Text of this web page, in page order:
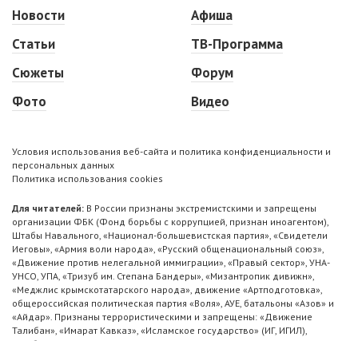
Новости
Статьи
Сюжеты
Фото
Афиша
ТВ-Программа
Форум
Видео
Условия использования веб-сайта и политика конфиденциальности и
персональных данных
Политика использования cookies
Для читателей: В России признаны экстремистскими и запрещены
организации ФБК (Фонд борьбы с коррупцией, признан иноагентом),
Штабы Навального, «Национал-большевистская партия», «Свидетели
Иеговы», «Армия воли народа», «Русский общенациональный союз»,
«Движение против нелегальной иммиграции», «Правый сектор», УНА-
УНСО, УПА, «Тризуб им. Степана Бандеры», «Мизантропик дивижн»,
«Меджлис крымскотатарского народа», движение «Артподготовка»,
общероссийская политическая партия «Воля», АУЕ, батальоны «Азов» и
«Айдар». Признаны террористическими и запрещены: «Движение
Талибан», «Имарат Кавказ», «Исламское государство» (ИГ, ИГИЛ),